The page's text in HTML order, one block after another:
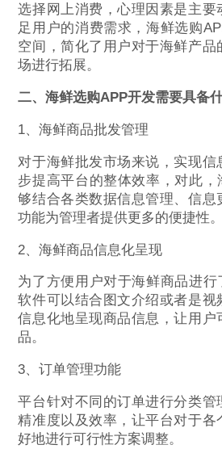
选择网上消费，心理因素是主要
足用户的消费需求，海鲜选购
空间，简化了用户对于海鲜产品
场进行拓展。
二、海鲜选购APP开发需要具备
1、海鲜商品批发管理
对于海鲜批发市场来说，实现信
步提高平台的整体效率，对此，
够结合各类数据信息管理、信息
功能为管理者提供更多的便捷性。
2、海鲜商品信息化呈现
为了方便用户对于海鲜商品进行
软件可以结合图文介绍或者是视
信息化地呈现商品信息，让用户
品。
3、订单管理功能
平台针对不同的订单进行分类管
精准度以及效率，让平台对于各
好地进行可行性方案调整。